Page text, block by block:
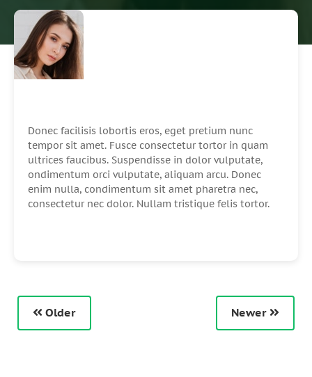
Donec facilisis lobortis eros, eget pretium nunc
tempor sit amet. Fusce consectetur tortor in quam
ultrices faucibus. Suspendisse in dolor vulputate,
ondimentum orci vulputate, aliquam arcu. Donec
enim nulla, condimentum sit amet pharetra nec,
consectetur nec dolor. Nullam tristique felis tortor.
Older Newer